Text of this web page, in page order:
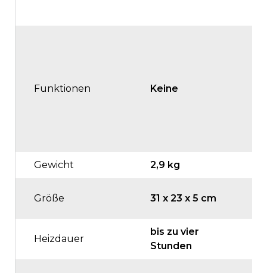
Funktionen Keine
Gewicht 2,9 kg
Größe 31 x 23 x 5 cm
Heizdauer
bis zu vier
Stunden